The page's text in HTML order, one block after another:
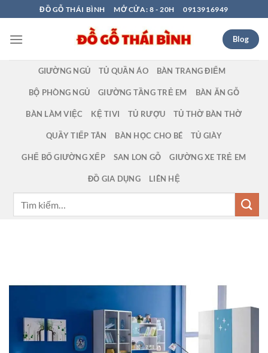
qua
nội
ĐỒ GỖ THÁI BÌNH MỞ CỬA: 8 - 20H 0913916949
Blog
GIƯỜNG NGỦ TỦ QUẦN ÁO BÀN TRANG ĐIỂM
BỘ PHÒNG NGỦ GIƯỜNG TẦNG TRẺ EM BÀN ĂN GỖ
BÀN LÀM VIỆC KỆ TIVI TỦ RƯỢU TỦ THỜ BÀN THỜ
QUẦY TIẾP TÂN BÀN HỌC CHO BÉ TỦ GIÀY
GHẾ BỐ GIƯỜNG XẾP SAN LON GỖ GIƯỜNG XE TRẺ EM
ĐỒ GIA DỤNG LIÊN HỆ